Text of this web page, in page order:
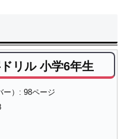
リル 小学6年生
ー）: 98ページ